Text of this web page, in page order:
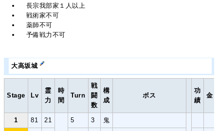
長宗我部家１人以上
戦術家不可
薬師不可
予備戦力不可
大高坂城
Stage Lv
霊
力
時
間
Turn
戦
闘
数
構
成
ボス
功
績
金
1 81 21 5 3 鬼